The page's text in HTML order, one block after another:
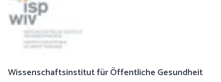
Wissenschaftsinstitut für Öffentliche Gesundheit